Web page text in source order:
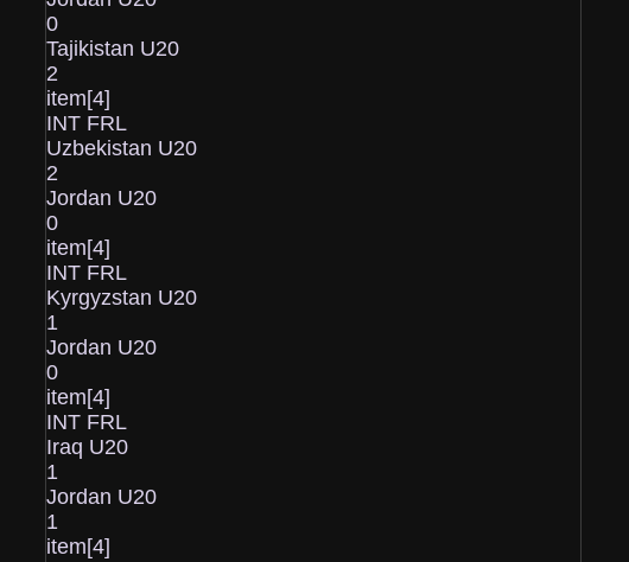
0
Tajikistan U20
2
item[4]
INT FRL
Uzbekistan U20
2
Jordan U20
0
item[4]
INT FRL
Kyrgyzstan U20
1
Jordan U20
0
item[4]
INT FRL
Iraq U20
1
Jordan U20
1
item[4]